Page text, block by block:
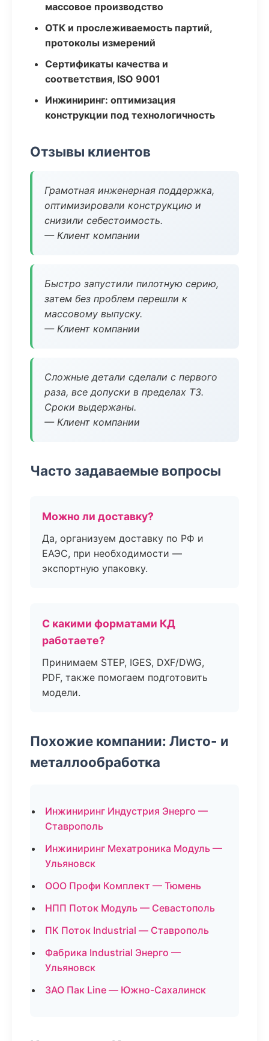
массовое производство
ОТК и прослеживаемость партий,
протоколы измерений
Сертификаты качества и
соответствия, ISO 9001
Инжиниринг: оптимизация
конструкции под технологичность
Отзывы клиентов
Грамотная инженерная поддержка,
оптимизировали конструкцию и
снизили себестоимость.
— Клиент компании
Быстро запустили пилотную серию,
затем без проблем перешли к
массовому выпуску.
— Клиент компании
Сложные детали сделали с первого
раза, все допуски в пределах ТЗ.
Сроки выдержаны.
— Клиент компании
Часто задаваемые вопросы
Можно ли доставку?
Да, организуем доставку по РФ и
ЕАЭС, при необходимости —
экспортную упаковку.
С какими форматами КД
работаете?
Принимаем STEP, IGES, DXF/DWG,
PDF, также помогаем подготовить
модели.
Похожие компании: Листо- и
металлообработка
Инжиниринг Индустрия Энерго —
Ставрополь
Инжиниринг Мехатроника Модуль —
Ульяновск
ООО Профи Комплект — Тюмень
НПП Поток Модуль — Севастополь
ПК Поток Industrial — Ставрополь
Фабрика Industrial Энерго —
Ульяновск
ЗАО Пак Line — Южно-Сахалинск